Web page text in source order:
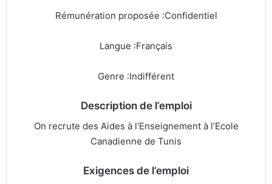
Rémunération proposée :Confidentiel
Langue :Français
Genre :Indifférent
Description de l’emploi
On recrute des Aides à l’Enseignement à l’Ecole
Canadienne de Tunis
Exigences de l’emploi